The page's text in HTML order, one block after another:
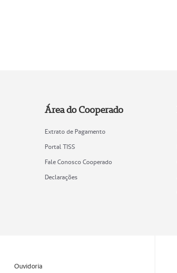
Área do Cooperado
Extrato de Pagamento
Portal TISS
Fale Conosco Cooperado
Declarações
Ouvidoria